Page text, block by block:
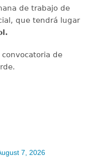
de trabajo de
que tendrá lugar
de
7, 2026